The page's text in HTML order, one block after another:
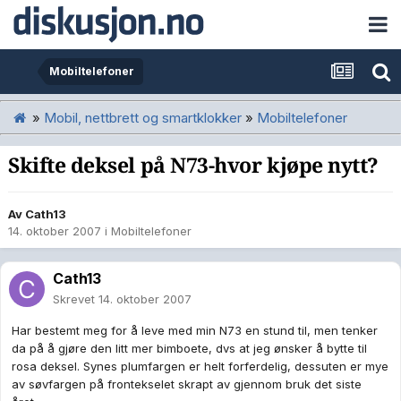
Mobiltelefoner
» Mobil, nettbrett og smartklokker » Mobiltelefoner
Skifte deksel på N73-hvor kjøpe nytt?
Av Cath13
14. oktober 2007 i Mobiltelefoner
Cath13
Skrevet 14. oktober 2007
Har bestemt meg for å leve med min N73 en stund til, men tenker
da på å gjøre den litt mer bimboete, dvs at jeg ønsker å bytte til
rosa deksel. Synes plumfargen er helt forferdelig, dessuten er mye
av søvfargen på frontekselet skrapt av gjennom bruk det siste